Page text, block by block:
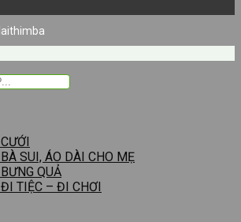
SUI, ÁO DÀI CHO MẸ
QUẢ
TIỆC – ĐI CHƠI